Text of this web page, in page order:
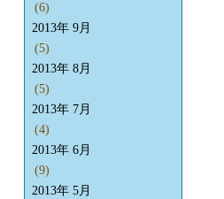
(6)
2013年 9月
(5)
2013年 8月
(5)
2013年 7月
(4)
2013年 6月
(9)
2013年 5月